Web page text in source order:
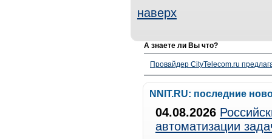
наверх
А знаете ли Вы что?
Провайдер CityTelecom.ru
NNIT.RU: последние
04.08.2026
автоматизации